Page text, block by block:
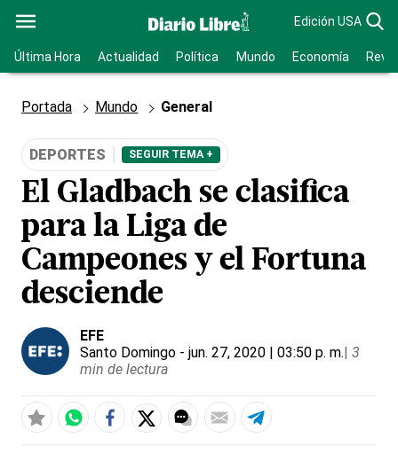
Edición USA
Última Hora Actualidad Política Mundo Economía
Portada Mundo General
DEPORTES SEGUIR TEMA +
El Gladbach se clasifica
para la Liga de
Campeones y el Fortuna
desciende
EFE
Santo Domingo - jun. 27, 2020 | 03:50 p. m.| 3
min de lectura